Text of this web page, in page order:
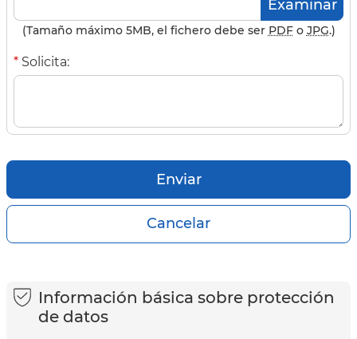
(Tamaño máximo 5MB, el fichero debe ser PDF o JPG.)
* Solicita:
Cancelar
Información básica sobre protección
de datos